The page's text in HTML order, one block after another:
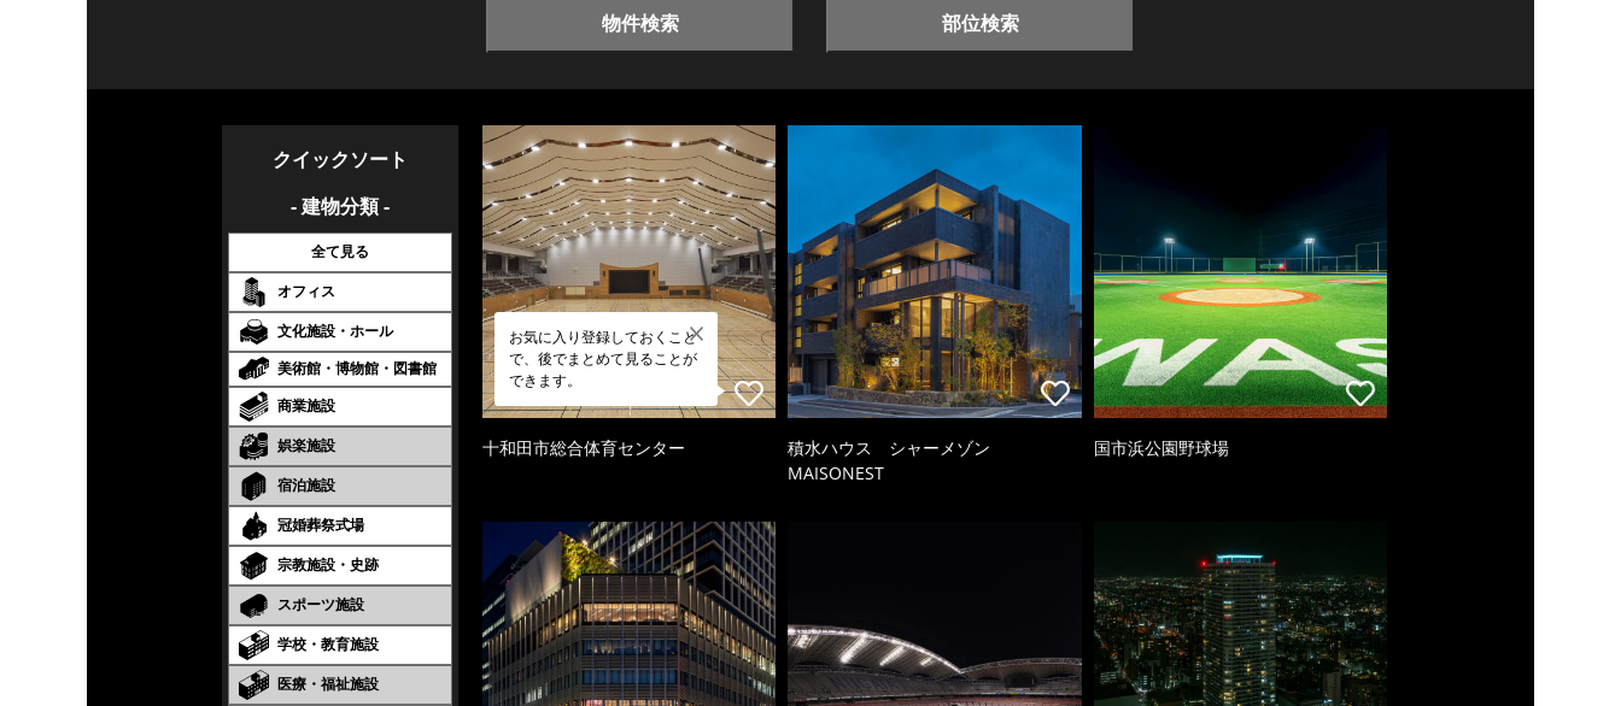
物件検索 部位検索
クイックソート
- 建物分類 -
全て見る
オフィス
文化施設・ホール
美術館・博物館・図書館
商業施設
娯楽施設
宿泊施設
冠婚葬祭式場
宗教施設・史跡
スポーツ施設
学校・教育施設
医療・福祉施設
お気に入り登録しておくこと
で、後でまとめて見ることが
できます。
十和田市総合体育センター
積水ハウス シャーメゾン
MAISONEST
国市浜公園野球場